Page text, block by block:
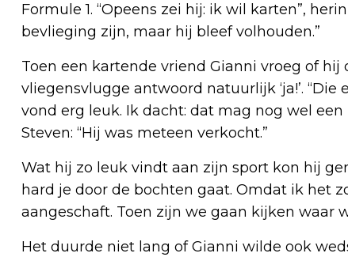
Formule 1. “Opeens zei hij: ik wil karten”,
bevlieging zijn, maar hij bleef volhouden.”
Toen een kartende vriend Gianni vroeg of
vliegensvlugge antwoord natuurlijk ‘ja!’.
vond erg leuk. Ik dacht: dat mag nog wel
Steven: “Hij was meteen verkocht.”
Wat hij zo leuk vindt aan zijn sport kon hij
hard je door de bochten gaat. Omdat ik het
aangeschaft. Toen zijn we gaan kijken waar
Het duurde niet lang of Gianni wilde ook